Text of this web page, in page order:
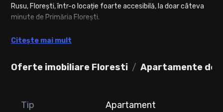
Oferte imobiliare Floresti Apartamente de
Rusu, Florești, într-o locație foarte accesibilă, la doar câteva
minute de Primăria Florești.
Apartamentul are o suprafață utilă de 66,85 mp + balcon de
4,5 mp și este situat la etajul 2 din 3 al unui imobil construit în
2 camere decomandate
Citește mai mult
Tip
Apartament